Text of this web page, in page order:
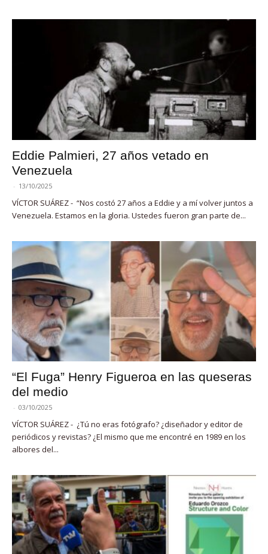
Eddie Palmieri, 27 años vetado en
Venezuela
- 13/10/2025
VÍCTOR SUÁREZ - “Nos costó 27 años a Eddie y a mí volver juntos a
Venezuela. Estamos en la gloria. Ustedes fueron gran parte de...
“El Fuga” Henry Figueroa en las queseras
del medio
- 03/10/2025
VÍCTOR SUÁREZ - ¿Tú no eras fotógrafo? ¿diseñador y editor de
periódicos y revistas? ¿El mismo que me encontré en 1989 en los
albores del...